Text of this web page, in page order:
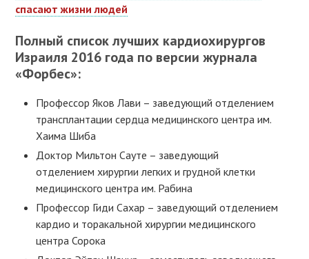
спасают жизни людей
Полный список лучших кардиохирургов
Израиля 2016 года по версии журнала
«Форбес»:
Профессор Яков Лави – заведующий отделением
трансплантации сердца медицинского центра им.
Хаима Шиба
Доктор Мильтон Сауте – заведующий
отделением хирургии легких и грудной клетки
медицинского центра им. Рабина
Профессор Гиди Сахар – заведующий отделением
кардио и торакальной хирургии медицинского
центра Сорока